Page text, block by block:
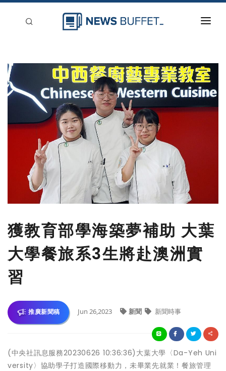
登入
刊登
獲教育部學海築夢補助 大葉
大學餐旅系3生將赴澳洲實
習
推廣新聞稿 Jun 26,2023 新聞 新聞時事
(中央社訊息服務20230626 10:36:36)大葉大學〈Da-Yeh Uni
versity〉協助學子打造國際移動力，未畢業先就業！餐旅管理